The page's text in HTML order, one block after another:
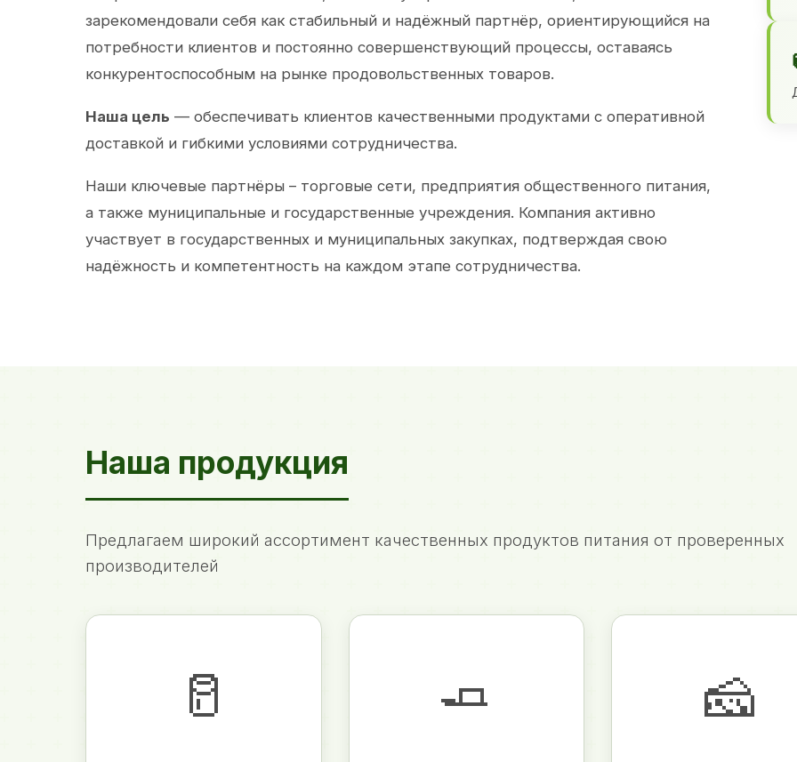
зарекомендовали себя как стабильный и надёжный партнёр, ориентирующийся на
потребности клиентов и постоянно совершенствующий процессы, оставаясь
конкурентоспособным на рынке продовольственных товаров.
Наша цель — обеспечивать клиентов качественными продуктами с оперативной
доставкой и гибкими условиями сотрудничества.
Наши ключевые партнёры – торговые сети, предприятия общественного питания,
а также муниципальные и государственные учреждения. Компания активно
участвует в государственных и муниципальных закупках, подтверждая свою
надёжность и компетентность на каждом этапе сотрудничества.
Наша продукция
Предлагаем широкий ассортимент качественных продуктов питания от проверенных
производителей
🥛 🧈 🧀